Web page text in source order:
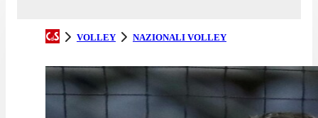
VOLLEY NAZIONALI VOLLEY